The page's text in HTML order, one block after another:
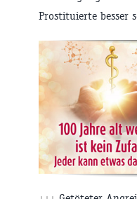
Prostituierte besser